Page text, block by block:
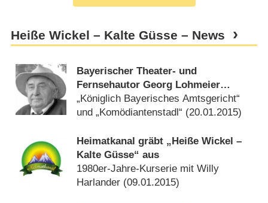
Heiße Wickel – Kalte Güsse – News
Bayerischer Theater- und
Fernsehautor Georg Lohmeier
gestorben
„Königlich Bayerisches Amtsgericht“
und „Komödiantenstadl“ (20.01.2015)
Heimatkanal gräbt „Heiße Wickel –
Kalte Güsse“ aus
1980er-Jahre-Kurserie mit Willy
Harlander (09.01.2015)